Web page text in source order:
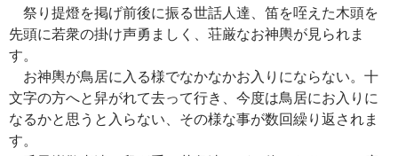
祭り提燈を掲げ前後に振る世話人達、笛を咥えた木頭を
先頭に若衆の掛け声勇ましく、荘厳なお神輿が見られま
す。
お神輿が鳥居に入る様でなかなかお入りにならない。十
文字の方へと舁がれて去って行き、今度は鳥居にお入りに
なるかと思うと入らない、その様な事が数回繰り返されま
す。